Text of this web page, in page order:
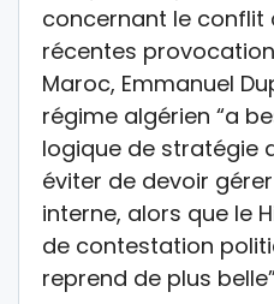
concernant le conflit
récentes
Maroc, Emmanuel
régime algérien “a
logique de stratégie
éviter de devoir
interne, alors que le
de contestation
reprend de plus